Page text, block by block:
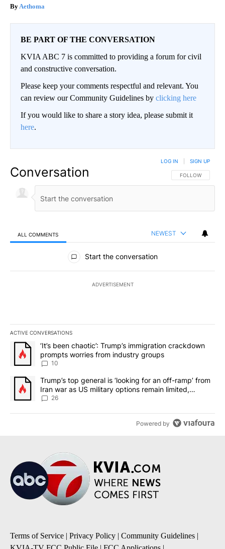
Aethoma
BE PART OF THE CONVERSATION
KVIA ABC 7 is committed to providing a forum for civil
and constructive conversation.
Please keep your comments respectful and relevant. You
can review our Community Guidelines by clicking here
If you would like to share a story idea, please submit it
here.
Conversation FOLLOW THIS
FOLLOW
LOG IN SIGN UP
ALL COMMENTS NEWEST
All Comments
Start the conversation
ADVERTISEMENT
ACTIVE CONVERSATIONS
The following is a list of the most commented articles in the last
A trending article titled "‘It’s been chaotic’: Trump’s
‘It’s been chaotic’: Trump’s immigration crackdown
prompts worries from industry groups
10
A trending article titled "Trump’s top general is ‘looking for an
Trump’s top general is ‘looking for an off-ramp’ from
Iran war as US military options remain limited,
sources say
26
Powered by
Terms of Service | Privacy Policy | Community Guidelines |